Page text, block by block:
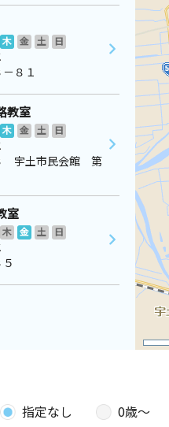
木 金 土
日
８１
教室
木 金 土
日
宇土市民会館 第
室
木 金 土
日
指定なし 0歳〜